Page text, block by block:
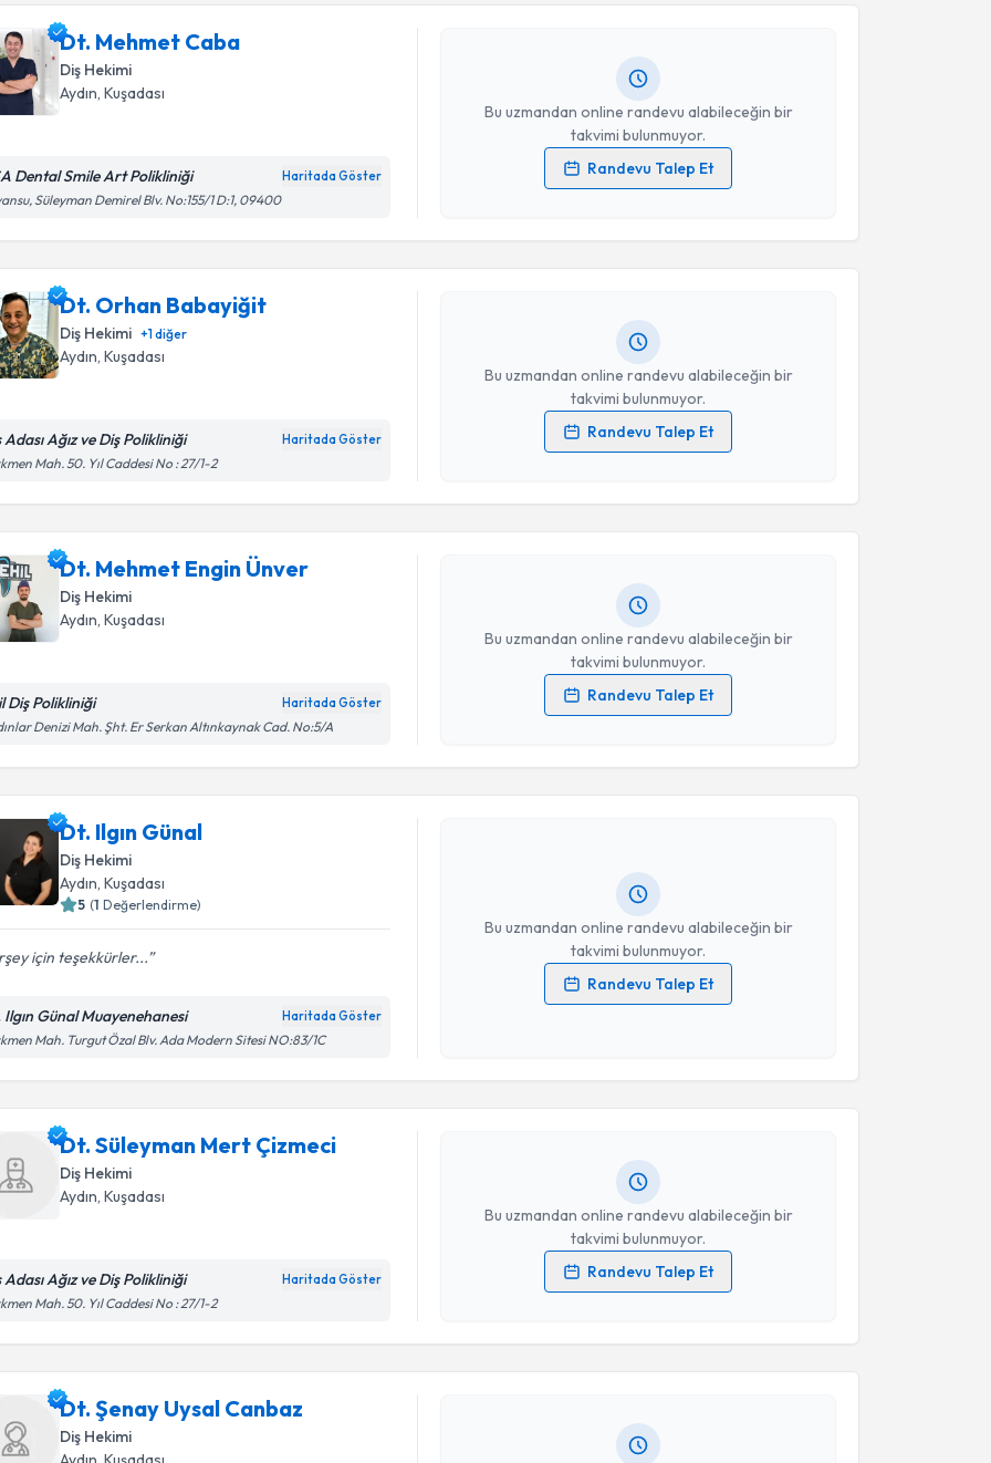
Takvim Talebini Gönder
Dt. Mehmet Caba
Diş Hekimi
Aydın, Kuşadası
Dental Smile Art Polikliniği Haritada Göster
Süleyman Demirel Blv. No:155/1 D:1, 09400
Bu uzmandan online randevu alabileceğin bir
takvimi bulunmuyor.
Randevu Talep Et
Kişisel verilerimin işlenmesine ilişkinAydınlatma Metni
işlenmesini kabul ediyorum.
Dt. Orhan Babayiğit
Diş Hekimi +1diğer
Aydın, Kuşadası
Adası Ağız ve Diş Polikliniği Haritada Göster
Mah. 50. Yıl Caddesi No : 27/1-2
Bu uzmandan online randevu alabileceğin bir
takvimi bulunmuyor.
Randevu Talep Et
Randevu Takvimi Talebi
Kişisel verilerimin işlenmesine ilişkinAydınlatma Metni
işlenmesini kabul ediyorum.
Dt. Mehmet Engin Ünver
Diş Hekimi
Aydın, Kuşadası
Diş Polikliniği Haritada Göster
Denizi Mah. Şht. Er Serkan Altınkaynak Cad. No:5/A
Bu uzmandan online randevu alabileceğin bir
takvimi bulunmuyor.
Randevu Talep Et
Randevu Takvimi Talebi
Kişisel verilerimin işlenmesine ilişkinAydınlatma Metni
işlenmesini kabul ediyorum.
Dt. Ilgın Günal
Diş Hekimi
Aydın, Kuşadası
5 (1 Değerlendirme)
için teşekkürler...
Ilgın Günal Muayenehanesi Haritada Göster
Mah. Turgut Özal Blv. Ada Modern Sitesi NO:83/1C
Bu uzmandan online randevu alabileceğin bir
takvimi bulunmuyor.
Randevu Talep Et
Kişisel verilerimin işlenmesine ilişkinAydınlatma Metni
Dt. Süleyman Mert Çizmeci
Diş Hekimi
Aydın, Kuşadası
Adası Ağız ve Diş Polikliniği Haritada Göster
Mah. 50. Yıl Caddesi No : 27/1-2
Bu uzmandan online randevu alabileceğin bir
takvimi bulunmuyor.
Randevu Talep Et
Kişisel verilerimin işlenmesine ilişkinAydınlatma Metni
işlenmesini kabul ediyorum.
Dt. Şenay Uysal Canbaz
Diş Hekimi
Randevu Takvimi Talebi